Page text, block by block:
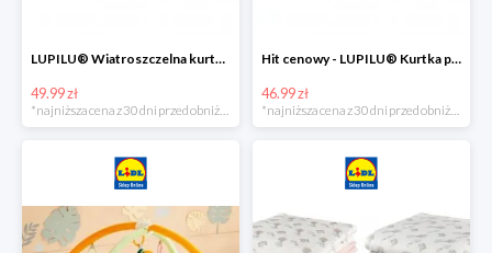
LUPILU® Wiatroszczelna kurtka dziecięca softshell, 1 sztuka
49.99 zł
Hit cenowy - LUPILU® Kurtka przeciwdeszczowa dziewczęca, 1 sztuka
46.99 zł